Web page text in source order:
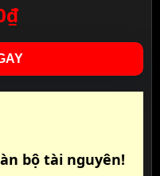
bộ tài nguyên!